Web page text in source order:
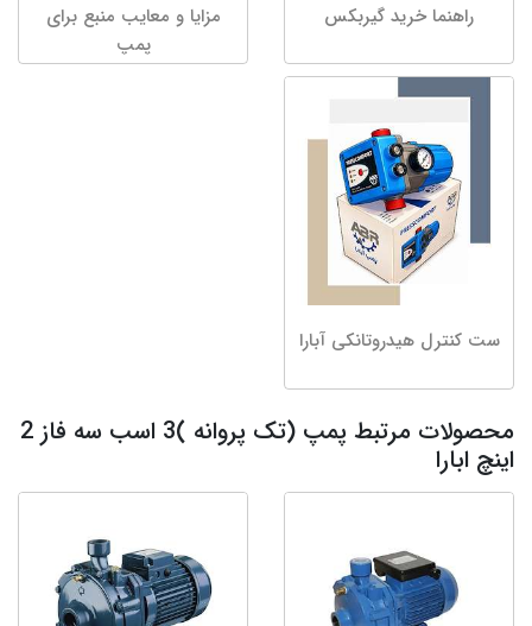
راهنما خرید گیربکس
مزایا و معایب منبع برای
پمپ
ست کنترل هیدروتانکی آبارا
محصولات مرتبط پمپ (تک پروانه )3 اسب سه فاز 2
اینچ ابارا